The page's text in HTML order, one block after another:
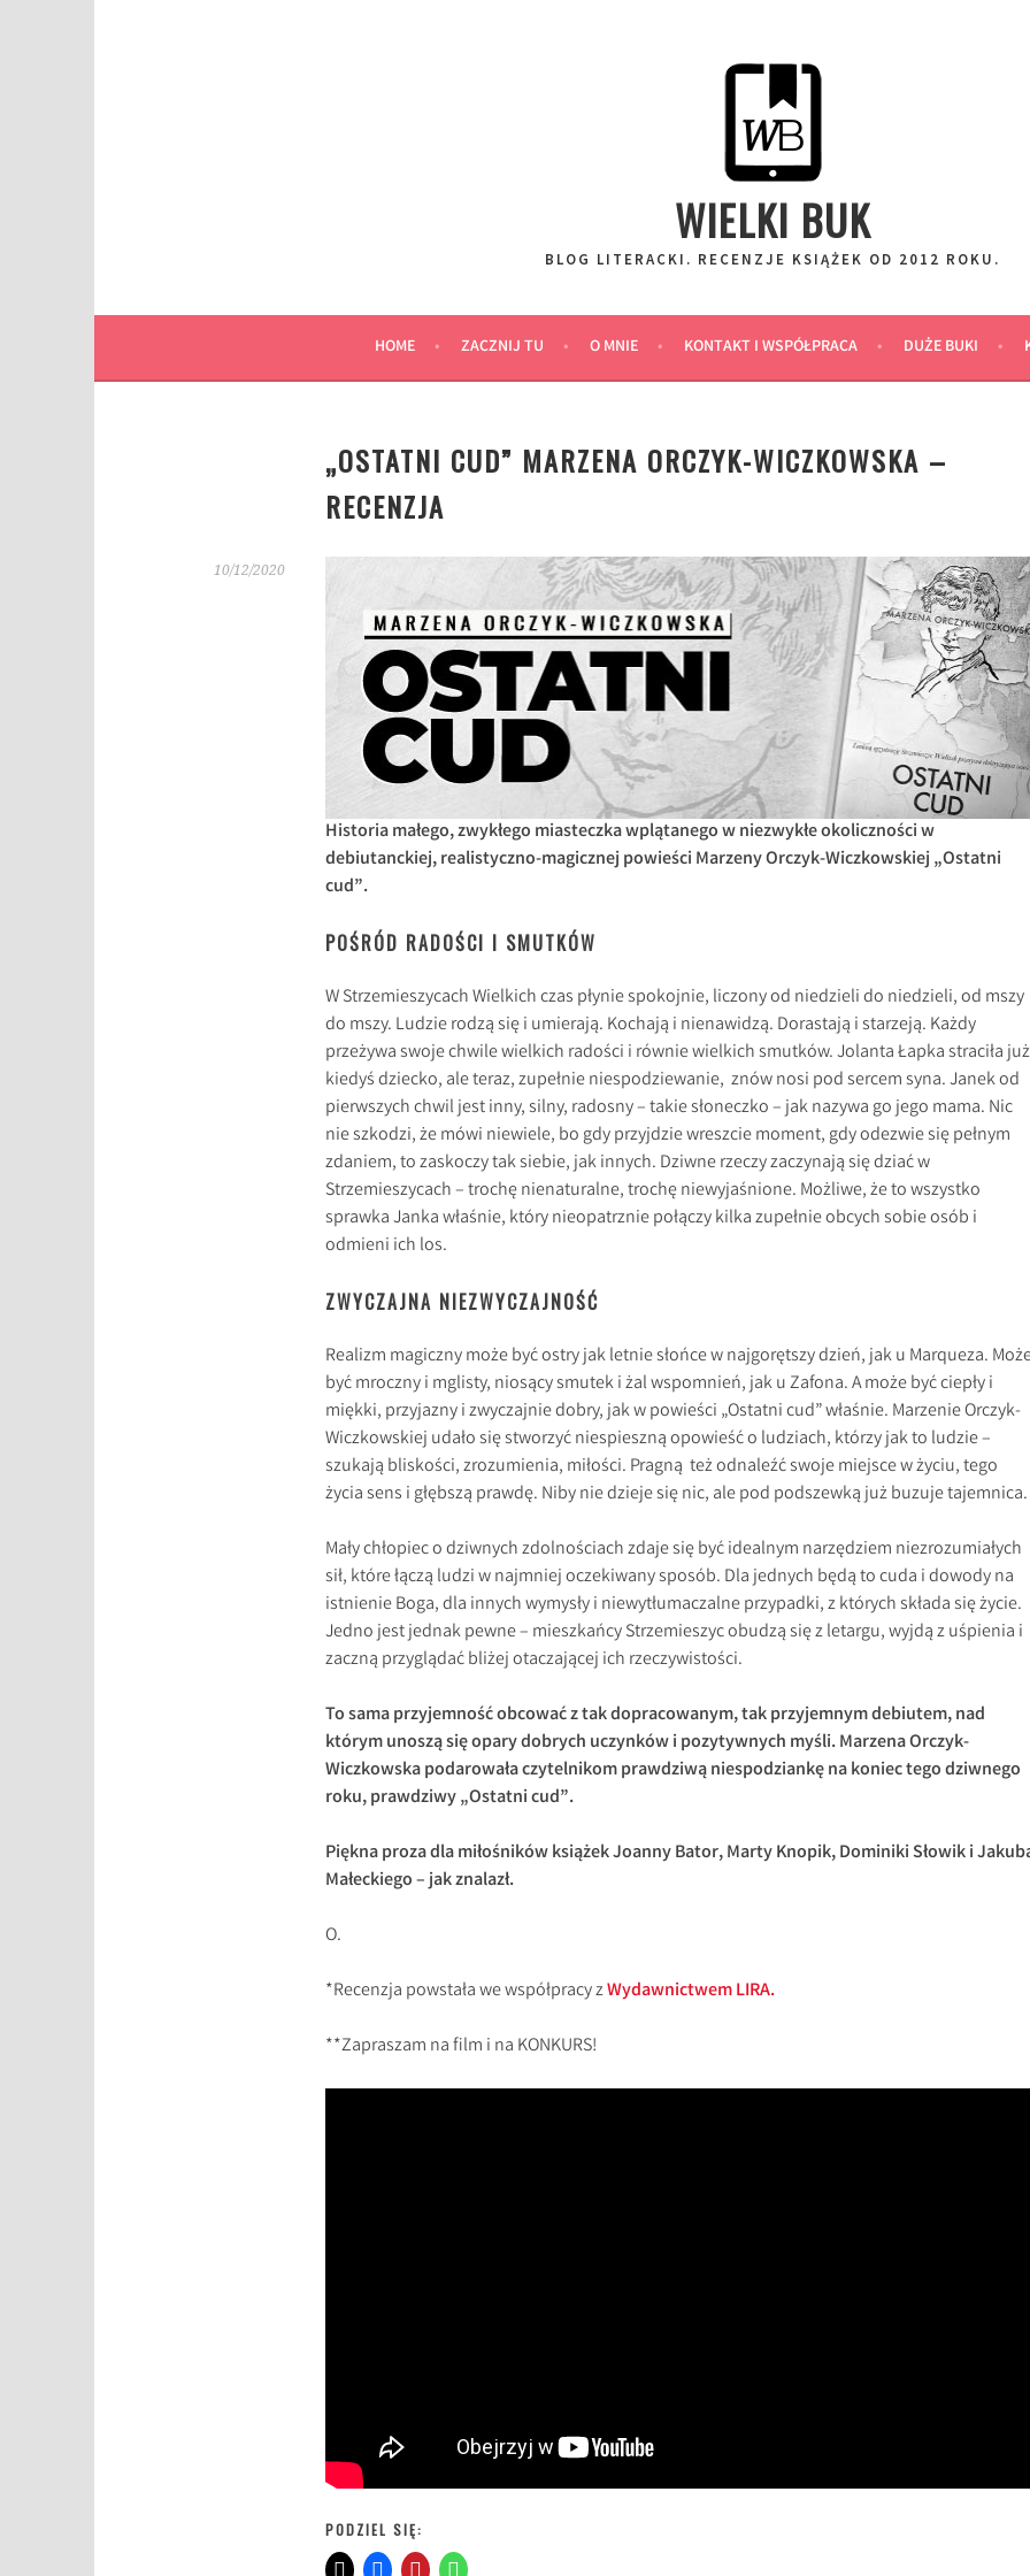
WIELKI BUK
BLOG LITERACKI. RECENZJE KSIĄŻEK OD 2012 ROKU.
HOME ZACZNIJ TU O MNIE KONTAKT I WSPÓŁPRACA DUŻE BUKI
„OSTATNI CUD” MARZENA ORCZYK-WICZKOWSKA –
RECENZJA
10/12/2020
Historia małego, zwykłego miasteczka wplątanego w niezwykłe okoliczności w
debiutanckiej, realistyczno-magicznej powieści Marzeny Orczyk-Wiczkowskiej „Ostatni
cud”.
POŚRÓD RADOŚCI I SMUTKÓW
W Strzemieszycach Wielkich czas płynie spokojnie, liczony od niedzieli do niedzieli, od mszy
do mszy. Ludzie rodzą się i umierają. Kochają i nienawidzą. Dorastają i starzeją. Każdy
przeżywa swoje chwile wielkich radości i równie wielkich smutków. Jolanta Łapka straciła już
kiedyś dziecko, ale teraz, zupełnie niespodziewanie, znów nosi pod sercem syna. Janek od
pierwszych chwil jest inny, silny, radosny – takie słoneczko – jak nazywa go jego mama. Nic
nie szkodzi, że mówi niewiele, bo gdy przyjdzie wreszcie moment, gdy odezwie się pełnym
zdaniem, to zaskoczy tak siebie, jak innych. Dziwne rzeczy zaczynają się dziać w
Strzemieszycach – trochę nienaturalne, trochę niewyjaśnione. Możliwe, że to wszystko
sprawka Janka właśnie, który nieopatrznie połączy kilka zupełnie obcych sobie osób i
odmieni ich los.
ZWYCZAJNA NIEZWYCZAJNOŚĆ
Realizm magiczny może być ostry jak letnie słońce w najgorętszy dzień, jak u Marqueza.
być mroczny i mglisty, niosący smutek i żal wspomnień, jak u Zafona. A może być ciepły i
miękki, przyjazny i zwyczajnie dobry, jak w powieści „Ostatni cud” właśnie. Marzenie Orczyk-
Wiczkowskiej udało się stworzyć niespieszną opowieść o ludziach, którzy jak to ludzie –
szukają bliskości, zrozumienia, miłości. Pragną też odnaleźć swoje miejsce w życiu, tego
życia sens i głębszą prawdę. Niby nie dzieje się nic, ale pod podszewką już buzuje tajemnica.
Mały chłopiec o dziwnych zdolnościach zdaje się być idealnym narzędziem niezrozumiałych
sił, które łączą ludzi w najmniej oczekiwany sposób. Dla jednych będą to cuda i dowody na
istnienie Boga, dla innych wymysły i niewytłumaczalne przypadki, z których składa się życie.
Jedno jest jednak pewne – mieszkańcy Strzemieszyc obudzą się z letargu, wyjdą z uśpienia i
zaczną przyglądać bliżej otaczającej ich rzeczywistości.
To sama przyjemność obcować z tak dopracowanym, tak przyjemnym debiutem, nad
którym unoszą się opary dobrych uczynków i pozytywnych myśli. Marzena Orczyk-
Wiczkowska podarowała czytelnikom prawdziwą niespodziankę na koniec tego dziwnego
roku, prawdziwy „Ostatni cud”.
Piękna proza dla miłośników książek Joanny Bator, Marty Knopik, Dominiki Słowik i
Małeckiego – jak znalazł.
O.
*Recenzja powstała we współpracy zWydawnictwem LIRA.
**Zapraszam na film i na KONKURS!
PODZIEL SIĘ: